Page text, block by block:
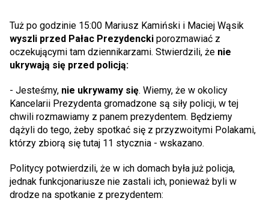
Tuż po godzinie 15:00 Mariusz Kamiński i Maciej Wąsik
wyszli przed Pałac Prezydencki porozmawiać z
oczekującymi tam dziennikarzami. Stwierdzili, że nie
ukrywają się przed policją:
- Jesteśmy, nie ukrywamy się. Wiemy, że w okolicy
Kancelarii Prezydenta gromadzone są siły policji, w tej
chwili rozmawiamy z panem prezydentem. Będziemy
dążyli do tego, żeby spotkać się z przyzwoitymi Polakami,
którzy zbiorą się tutaj 11 stycznia - wskazano.
Politycy potwierdzili, że w ich domach była już policja,
jednak funkcjonariusze nie zastali ich, ponieważ byli w
drodze na spotkanie z prezydentem: